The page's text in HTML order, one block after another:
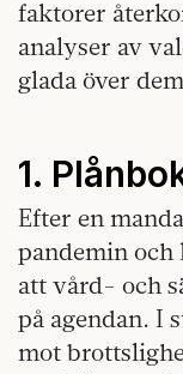
faktorer
analyser av
glada över
1.
Efter en
pandemin
att vård- och
på agendan. I
mot